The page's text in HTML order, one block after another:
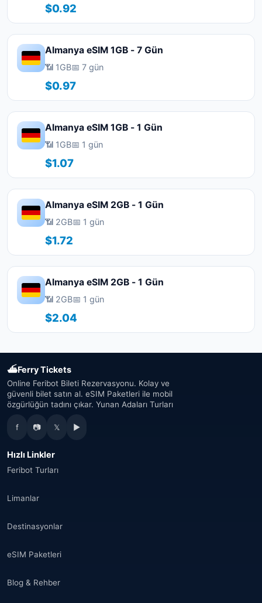
$0.92
Almanya eSIM 1GB - 7 Gün
📶 1GB📅 7 gün
$0.97
Almanya eSIM 1GB - 1 Gün
📶 1GB📅 1 gün
$1.07
Almanya eSIM 2GB - 1 Gün
📶 2GB📅 1 gün
$1.72
Almanya eSIM 2GB - 1 Gün
📶 2GB📅 1 gün
$2.04
⛴Ferry Tickets
Online Feribot Bileti Rezervasyonu. Kolay ve
güvenli bilet satın al. eSIM Paketleri ile mobil
özgürlüğün tadını çıkar. Yunan Adaları Turları
f 📷 𝕏 ▶
Hızlı Linkler
Feribot Turları
Limanlar
Destinasyonlar
eSIM Paketleri
Blog & Rehber